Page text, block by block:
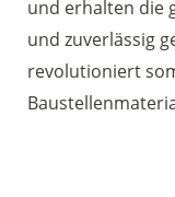
und erhalten die
und zuverlässig
revolutioniert